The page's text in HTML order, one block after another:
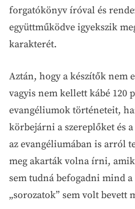
forgatókönyv íróval és
együttműködve igyekszik
karakterét.
Aztán, hogy a készítők nem
vagyis nem kellett kábé 120
evangéliumok történeteit,
körbejárni a szereplőket és
az evangéliumában is arról
meg akarták volna írni,
sem tudná befogadni mind
„sorozatok” sem volt bevett